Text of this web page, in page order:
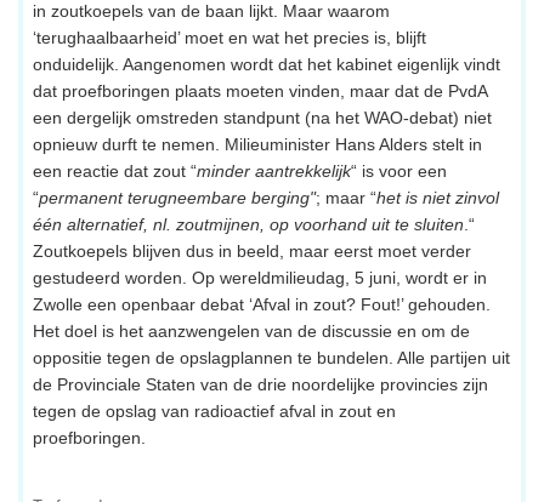
in zoutkoepels van de baan lijkt. Maar waarom
‘terughaalbaarheid’ moet en wat het precies is, blijft
onduidelijk. Aangenomen wordt dat het kabinet eigenlijk vindt
dat proefboringen plaats moeten vinden, maar dat de PvdA
een dergelijk omstreden standpunt (na het WAO-debat) niet
opnieuw durft te nemen. Milieuminister Hans Alders stelt in
een reactie dat zout “minder aantrekkelijk“ is voor een
“permanent terugneembare berging"; maar “het is niet zinvol
één alternatief, nl. zoutmijnen, op voorhand uit te sluiten.“
Zoutkoepels blijven dus in beeld, maar eerst moet verder
gestudeerd worden. Op wereldmilieudag, 5 juni, wordt er in
Zwolle een openbaar debat ‘Afval in zout? Fout!’ gehouden.
Het doel is het aanzwengelen van de discussie en om de
oppositie tegen de opslagplannen te bundelen. Alle partijen uit
de Provinciale Staten van de drie noordelijke provincies zijn
tegen de opslag van radioactief afval in zout en
proefboringen.